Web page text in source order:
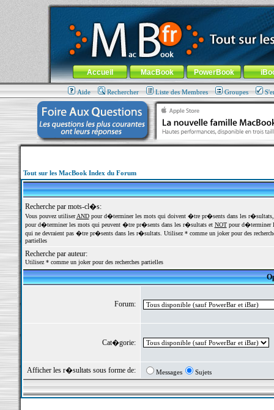
MacBook-fr.com : 100% Apple... 100% nomade !
Aller au contenu-Aller au menu général-Aller au menu de
Menu général
Accueil MacBook PowerBook
Aide Rechercher Liste des Membres Groupes
Tout sur les MacBook Index du Forum
Recherche par mots-cl�s:
Vous pouvez utiliserANDpour d�terminer les mots qui doivent �tre pr�sents dans les
pour d�terminer les mots qui peuvent �tre pr�sents dans les r�sultats et NOTpour d�terminer
qui ne devraient pas �tre pr�sents dans les r�sultats. Utilisez * comme un joker pour des
partielles
Recherche par auteur:
Utilisez * comme un joker pour des recherches partielles
Forum:
Cat�gorie:
Afficher les r�sultats sous forme de: Messages Sujets